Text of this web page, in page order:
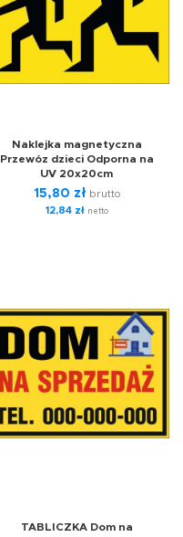
Naklejka magnetyczna
Przewóz dzieci Odporna na
UV 20x20cm
15,80 zł brutto
12,84 złnetto
TABLICZKA Dom na